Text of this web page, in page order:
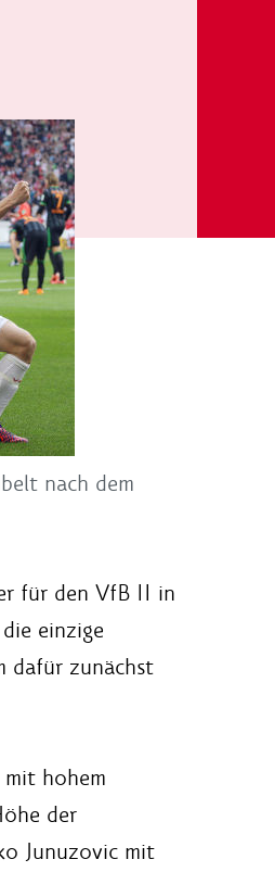
nach dem
für den VfB II in
einzige
dafür zunächst
hohem
der
Junuzovic mit